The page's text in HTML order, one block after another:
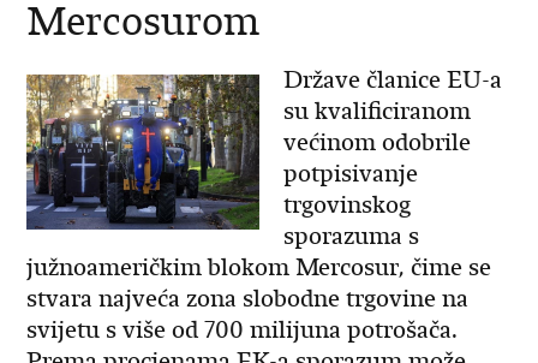
Mercosurom
Države članice EU-a
su kvalificiranom
većinom odobrile
potpisivanje
trgovinskog
sporazuma s
južnoameričkim blokom Mercosur, čime se
stvara najveća zona slobodne trgovine na
svijetu s više od 700 milijuna potrošača.